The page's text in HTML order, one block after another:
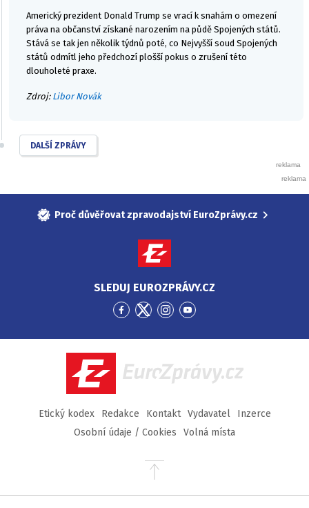
Americký prezident Donald Trump se vrací k snahám o omezení
práva na občanství získané narozením na půdě Spojených států.
Stává se tak jen několik týdnů poté, co Nejvyšší soud Spojených
států odmítl jeho předchozí plošší pokus o zrušení této
dlouholeté praxe.
Zdroj: Libor Novák
DALŠÍ ZPRÁVY
Proč důvěřovat zpravodajství EuroZprávy.cz
SLEDUJ EUROZPRÁVY.CZ
Přejít
Facebook
Přejít
Twitter
Přejít
Instagram
Přejít
YouTube
EuroZprávy.cz
Etický kodex Redakce Kontakt Vydavatel
Inzerce
Osobní údaje / Cookies
Volná místa
Přejít
stránky